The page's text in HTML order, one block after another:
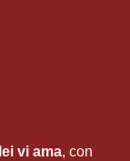
vi ama, con